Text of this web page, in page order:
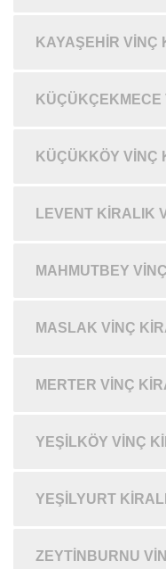
KAYAŞEHIR VINÇ
KÜÇÜKKÖY VINÇ
LEVENT KIRALIK
MAHMUTBEY
MASLAK VINÇ
MERTER VINÇ
YEŞILKÖY VINÇ
YEŞILYURT
ZEYTINBURNU